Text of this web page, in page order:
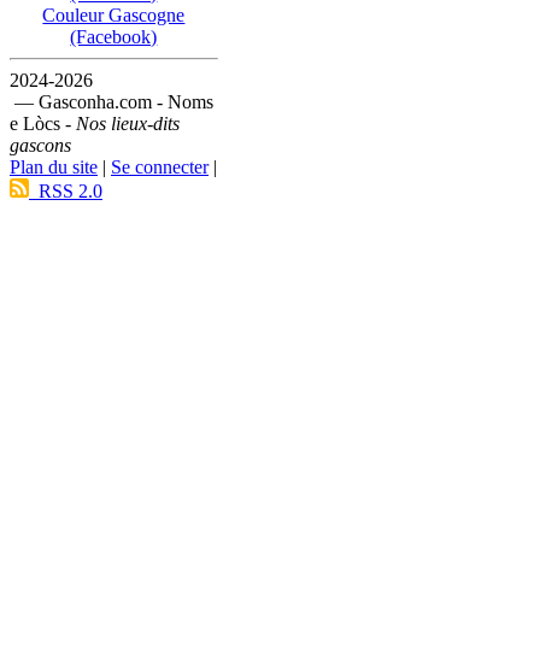
Couleur Gascogne
(Facebook)
2024-2026
— Gasconha.com - Noms
e Lòcs - Nos lieux-dits
gascons
Plan du site | Se connecter|
RSS 2.0